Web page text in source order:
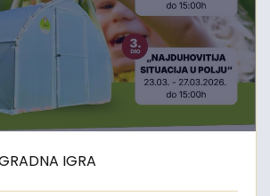
IGRA